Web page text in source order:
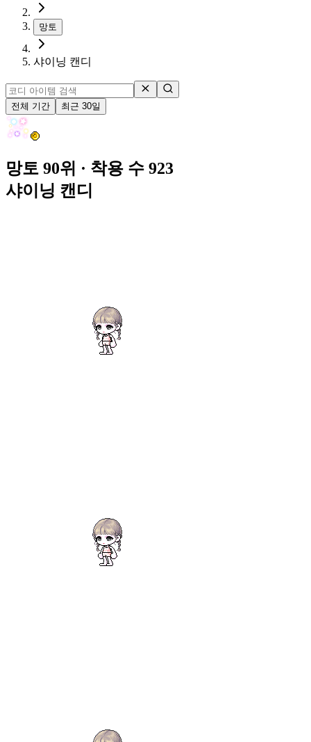
망토
샤이닝 캔디
전체 기간 최근 30일
망토 90위 · 착용 수 923
샤이닝 캔디